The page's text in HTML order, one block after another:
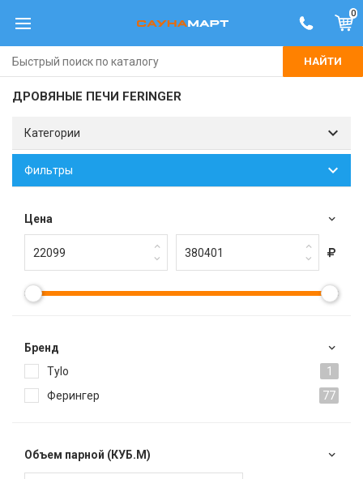
0
НАЙТИ
ДРОВЯНЫЕ ПЕЧИ FERINGER
Категории
Фильтры
Цена
Брeнд
Tylo
1
Ферингер
77
Объем парной (КУБ.М)